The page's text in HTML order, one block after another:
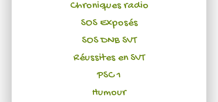
Chroniques radio
SOS Exposés
SOS DNB SVT
Réussites en SVT
PSC 1
Humour